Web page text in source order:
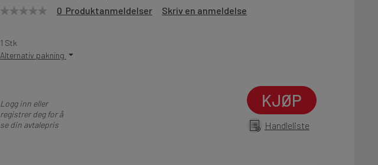
0 Produktanmeldelser Skriv en anmeldelse
1 Stk
Alternativ pakning
Logg inn eller
registrer deg for å
se din avtalepris
KJØP
Handleliste